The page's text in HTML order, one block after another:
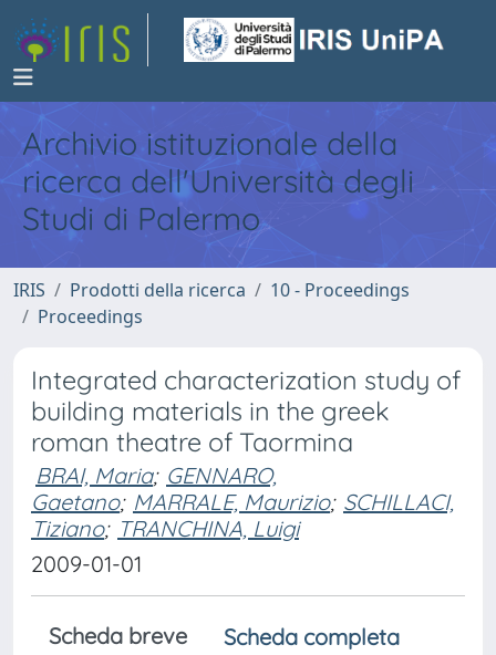
Archivio istituzionale della
ricerca dell'Università degli
Studi di Palermo
IRIS Prodotti della ricerca
10 - Proceedings
Proceedings
Integrated characterization study of
building materials in the greek
roman theatre of Taormina
BRAI, Maria; GENNARO,
Gaetano; MARRALE, Maurizio; SCHILLACI,
Tiziano; TRANCHINA, Luigi
2009-01-01
Scheda breve
Scheda completa